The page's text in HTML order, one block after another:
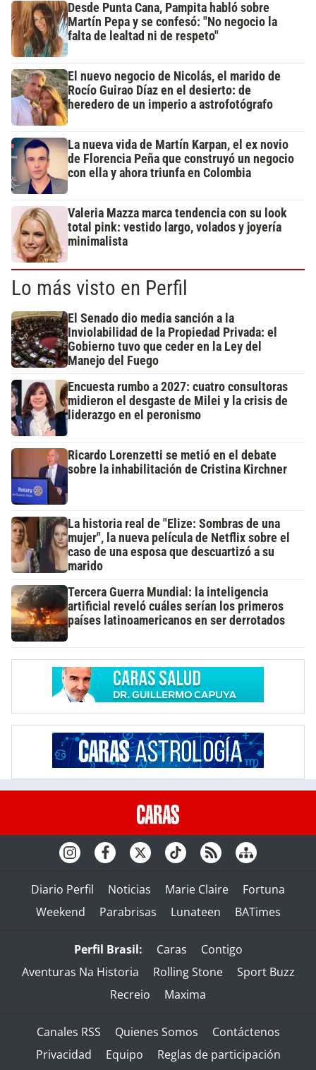
Desde Punta Cana, Pampita habló sobre
Martín Pepa y se confesó: "No negocio la
falta de lealtad ni de respeto"
El nuevo negocio de Nicolás, el marido de
Rocío Guirao Díaz en el desierto: de
heredero de un imperio a astrofotógrafo
La nueva vida de Martín Karpan, el ex novio
de Florencia Peña que construyó un negocio
con ella y ahora triunfa en Colombia
Valeria Mazza marca tendencia con su look
total pink: vestido largo, volados y joyería
minimalista
Lo más visto en Perfil
El Senado dio media sanción a la
Inviolabilidad de la Propiedad Privada: el
Gobierno tuvo que ceder en la Ley del
Manejo del Fuego
Encuesta rumbo a 2027: cuatro consultoras
midieron el desgaste de Milei y la crisis de
liderazgo en el peronismo
Ricardo Lorenzetti se metió en el debate
sobre la inhabilitación de Cristina Kirchner
La historia real de "Elize: Sombras de una
mujer", la nueva película de Netflix sobre el
caso de una esposa que descuartizó a su
marido
Tercera Guerra Mundial: la inteligencia
artificial reveló cuáles serían los primeros
países latinoamericanos en ser derrotados
Diario Perfil Noticias Marie Claire
Fortuna
Weekend
Parabrisas Lunateen BATimes
Perfil Brasil: Caras
Contigo
Aventuras Na Historia
Rolling Stone
Sport Buzz
Recreio
Maxima
Canales RSS Quienes Somos
Contáctenos
Privacidad
Equipo
Reglas de participación